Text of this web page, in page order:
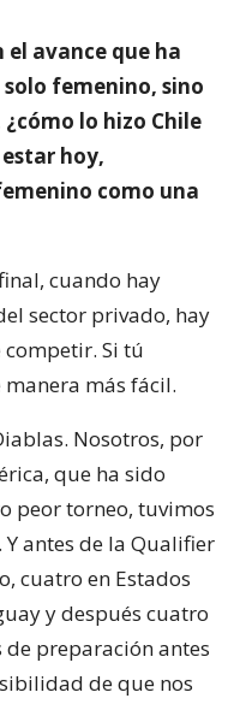
el avance que ha
femenino, sino
lo hizo Chile
hoy,
como una
cuando hay
sector privado, hay
Si tú
más fácil.
Nosotros, por
que ha sido
peor torneo, tuvimos
antes de la Qualifier
cuatro en Estados
y después cuatro
preparación antes
de que nos